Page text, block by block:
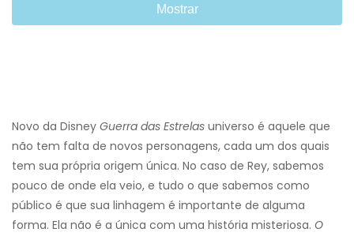
Mostrar
Novo da Disney Guerra das Estrelas universo é aquele que
não tem falta de novos personagens, cada um dos quais
tem sua própria origem única. No caso de Rey, sabemos
pouco de onde ela veio, e tudo o que sabemos como
público é que sua linhagem é importante de alguma
forma. Ela não é a única com uma história misteriosa. O